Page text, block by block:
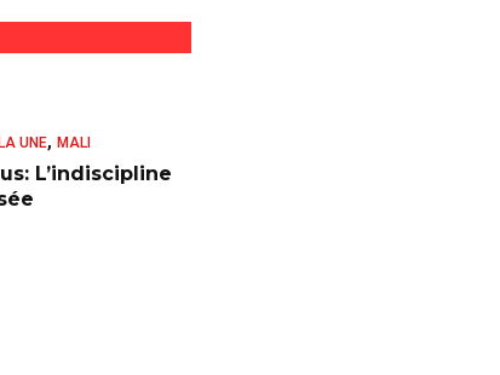
UNE, MALI
L’indiscipline